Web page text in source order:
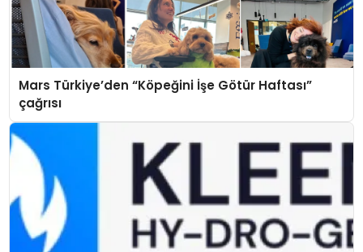
Mars Türkiye’den “Köpeğini İşe Götür Haftası”
çağrısı